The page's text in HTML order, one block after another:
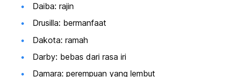
Daiba: rajin
Drusilla: bermanfaat
Dakota: ramah
Darby: bebas dari rasa iri
Damara: perempuan yang lembut